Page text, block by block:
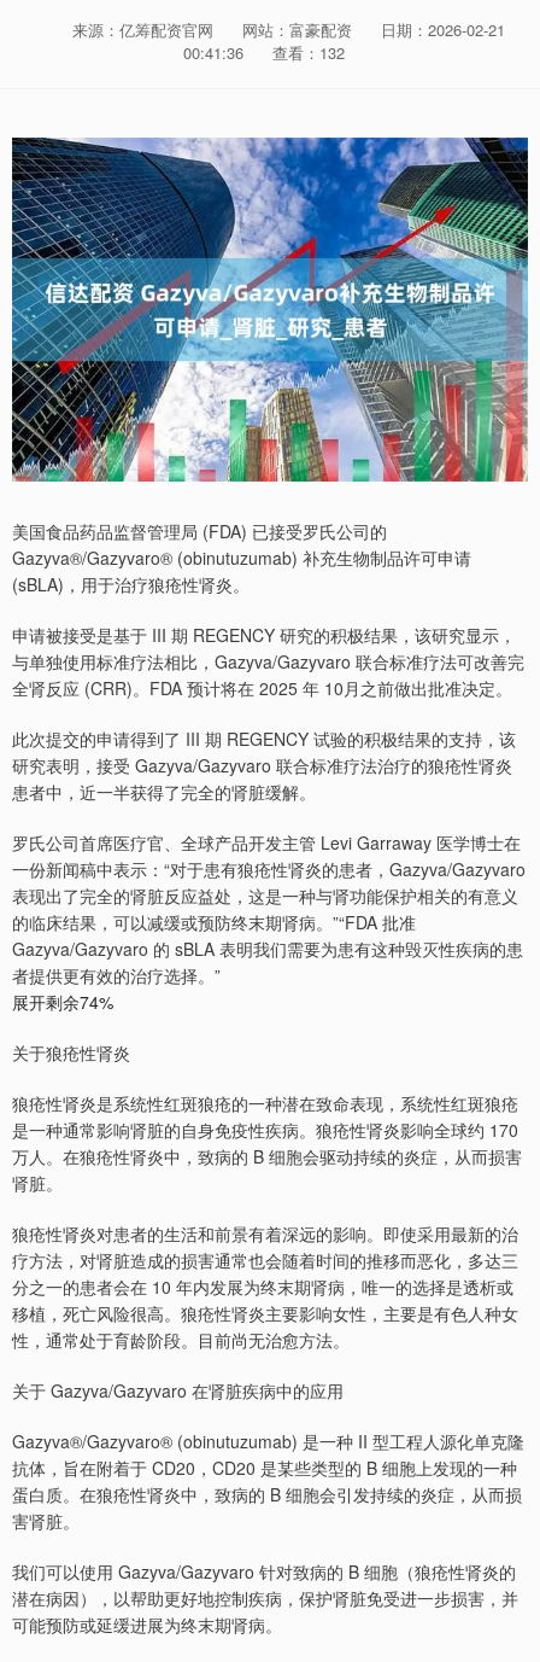
来源：亿筹配资官网 网站：富豪配资
日期：2026-02-21
00:41:36
查看：132
美国食品药品监督管理局 (FDA) 已接受罗氏公司的
Gazyva®/Gazyvaro® (obinutuzumab) 补充生物制品许可申请
(sBLA)，用于治疗狼疮性肾炎。
申请被接受是基于 III 期 REGENCY 研究的积极结果，该研究显示，
与单独使用标准疗法相比，Gazyva/Gazyvaro 联合标准疗法可改善完
全肾反应 (CRR)。FDA 预计将在 2025 年 10月之前做出批准决定。
此次提交的申请得到了 III 期 REGENCY 试验的积极结果的支持，该
研究表明，接受 Gazyva/Gazyvaro 联合标准疗法治疗的狼疮性肾炎
患者中，近一半获得了完全的肾脏缓解。
罗氏公司首席医疗官、全球产品开发主管 Levi Garraway 医学博士在
一份新闻稿中表示：“对于患有狼疮性肾炎的患者，Gazyva/Gazyvaro
表现出了完全的肾脏反应益处，这是一种与肾功能保护相关的有意义
的临床结果，可以减缓或预防终末期肾病。”“FDA 批准
Gazyva/Gazyvaro 的 sBLA 表明我们需要为患有这种毁灭性疾病的患
者提供更有效的治疗选择。”
展开剩余74%
关于狼疮性肾炎
狼疮性肾炎是系统性红斑狼疮的一种潜在致命表现，系统性红斑狼疮
是一种通常影响肾脏的自身免疫性疾病。狼疮性肾炎影响全球约 170
万人。在狼疮性肾炎中，致病的 B 细胞会驱动持续的炎症，从而损害
肾脏。
狼疮性肾炎对患者的生活和前景有着深远的影响。即使采用最新的治
疗方法，对肾脏造成的损害通常也会随着时间的推移而恶化，多达三
分之一的患者会在 10 年内发展为终末期肾病，唯一的选择是透析或
移植，死亡风险很高。狼疮性肾炎主要影响女性，主要是有色人种女
性，通常处于育龄阶段。目前尚无治愈方法。
关于 Gazyva/Gazyvaro 在肾脏疾病中的应用
Gazyva®/Gazyvaro® (obinutuzumab) 是一种 II 型工程人源化单克隆
抗体，旨在附着于 CD20，CD20 是某些类型的 B 细胞上发现的一种
蛋白质。在狼疮性肾炎中，致病的 B 细胞会引发持续的炎症，从而损
害肾脏。
我们可以使用 Gazyva/Gazyvaro 针对致病的 B 细胞（狼疮性肾炎的
潜在病因），以帮助更好地控制疾病，保护肾脏免受进一步损害，并
可能预防或延缓进展为终末期肾病。